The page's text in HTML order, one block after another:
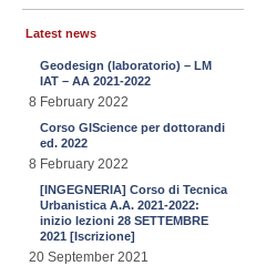
Latest news
Geodesign (laboratorio) – LM
IAT – AA 2021-2022
8 February 2022
Corso GIScience per dottorandi
ed. 2022
8 February 2022
[INGEGNERIA] Corso di Tecnica
Urbanistica A.A. 2021-2022:
inizio lezioni 28 SETTEMBRE
2021 [Iscrizione]
20 September 2021